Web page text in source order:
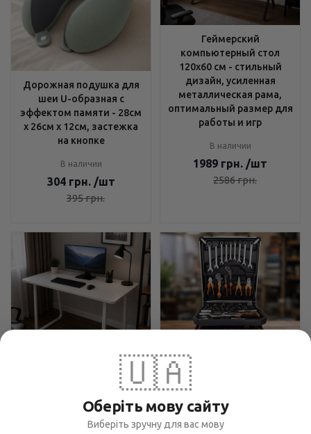
Дорожная подушка для
шеи U-образная с
эффектом памяти - 28см
х 26см х 12см, застежка
на кнопке
В наличии
304 грн. /шт
395грн.
Геймерский
компьютерный стол
120х60 см - стильный
дизайн, усиленная
металлическая рама,
оптимальный размер для
работы и игр
В наличии
1989 грн. /шт
2586грн.
Компьютерный стол
120х60 см Бежевый -
Минималистичный
дизайн, Закругленные
Набор инструментов Tool
Set 235 предметов - для
ремонта и обслуживания,
чемодан с колесами,
🇺🇦
Оберіть мову сайту
Виберіть зручну для вас мову